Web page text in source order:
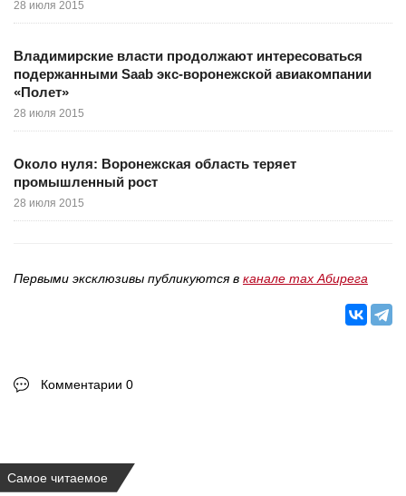
28 июля 2015
Владимирские власти продолжают интересоваться
подержанными Saab экс-воронежской авиакомпании
«Полет»
28 июля 2015
Около нуля: Воронежская область теряет
промышленный рост
28 июля 2015
Первыми эксклюзивы публикуются в канале max Абирега
Комментарии 0
Самое читаемое